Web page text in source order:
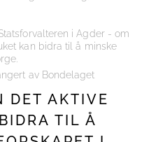
i Agder - om
kan bidra til å minske
av Bondelaget
DET AKTIVE
TIL Å